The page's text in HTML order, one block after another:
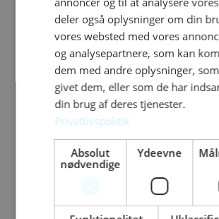
Relaterede varer
deler også oplysninger om din
vores websted med vores
og analysepartnere, som kan
dem med andre oplysninger,
givet dem, eller som de har
din brug af deres tjenester.
Privatlivspolitik
Absolut
nødvendige
Ydeevne